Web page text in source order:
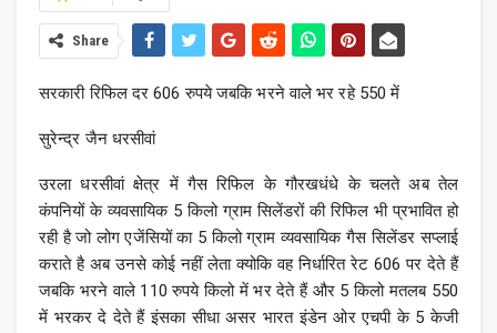
Share
सरकारी रिफिल दर 606 रुपये जबकि भरने वाले भर रहे 550 में
सुरेन्द्र जैन धरसीवां
उरला धरसीवां क्षेत्र में गैस रिफिल के गौरखधंधे के चलते अब तेल
कंपनियों के व्यवसायिक 5 किलो ग्राम सिलेंडरों की रिफिल भी प्रभावित हो
रही है जो लोग एजेंसियों का 5 किलो ग्राम व्यवसायिक गैस सिलेंडर सप्लाई
कराते है अब उनसे कोई नहीं लेता क्योकि वह निर्धारित रेट 606 पर देते हैं
जबकि भरने वाले 110 रुपये किलो में भर देते हैं और 5 किलो मतलब 550
में भरकर दे देते हैं इंसका सीधा असर भारत इंडेन ओर एचपी के 5 केजी